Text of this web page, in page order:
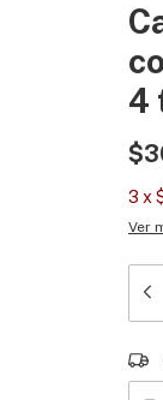
4
3 x
Ver